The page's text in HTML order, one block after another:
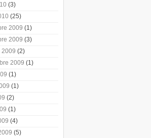
(3)
(25)
2009 (1)
2009 (3)
2009 (2)
2009 (1)
(1)
(1)
(2)
(1)
(4)
(5)